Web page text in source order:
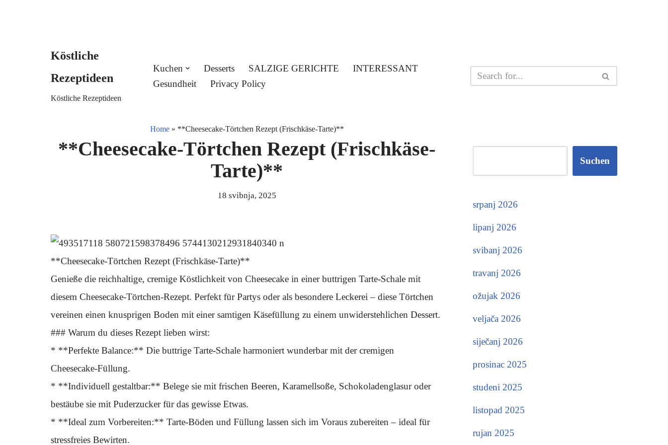
Köstliche
Rezeptideen
Köstliche Rezeptideen
Kuchen Desserts SALZIGE GERICHTE
INTERESSANT
Gesundheit
Privacy Policy
Home» **Cheesecake-Törtchen Rezept (Frischkäse-Tarte)**
**Cheesecake-Törtchen Rezept (Frischkäse-
Tarte)**
18 svibnja, 2025
**Cheesecake-Törtchen Rezept (Frischkäse-Tarte)**
Genieße die reichhaltige, cremige Köstlichkeit von Cheesecake in einer buttrigen Tarte-Schale mit
diesem Cheesecake-Törtchen-Rezept. Perfekt für Partys oder als besondere Leckerei – diese Törtchen
vereinen einen knusprigen Boden mit einer samtigen Käsefüllung zu einem unwiderstehlichen Dessert.
### Warum du dieses Rezept lieben wirst:
* **Perfekte Balance:** Die buttrige Tarte-Schale harmoniert wunderbar mit der cremigen
Cheesecake-Füllung.
* **Individuell gestaltbar:** Belege sie mit frischen Beeren, Karamellsoße, Schokoladenglasur oder
bestäube sie mit Puderzucker für das gewisse Etwas.
* **Ideal zum Vorbereiten:** Tarte-Böden und Füllung lassen sich im Voraus zubereiten – ideal für
stressfreies Bewirten.
Suchen
srpanj 2026
lipanj 2026
svibanj 2026
travanj 2026
ožujak 2026
veljača 2026
siječanj 2026
prosinac 2025
studeni 2025
listopad 2025
rujan 2025